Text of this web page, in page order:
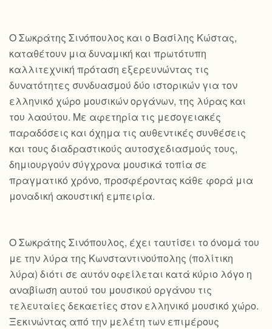
Ο Σωκράτης Σινόπουλος και ο Βασίλης Κώστας,
καταθέτουν μια δυναμική και πρωτότυπη
καλλιτεχνική πρόταση εξερευνώντας τις
δυνατότητες συνδυασμού δύο ιστορικών για τον
ελληνικό χώρο μουσικών οργάνων, της λύρας και
του λαούτου. Με αφετηρία τις μεσογειακές
παραδόσεις και όχημα τις αυθεντικές συνθέσεις
και τους διαδραστικούς αυτοσχεδιασμούς τους,
δημιουργούν σύγχρονα μουσικά τοπία σε
πραγματικό χρόνο, προσφέροντας κάθε φορά μια
μοναδική ακουστική εμπειρία.
Ο Σωκράτης Σινόπουλος, έχει ταυτίσει το όνομά του
με την λύρα της Κωνσταντινούπολης (πολίτικη
λύρα) διότι σε αυτόν οφείλεται κατά κύριο λόγο η
αναβίωση αυτού του μουσικού οργάνου τις
τελευταίες δεκαετίες στον ελληνικό μουσικό χώρο.
Ξεκινώντας από την μελέτη των επιμέρους